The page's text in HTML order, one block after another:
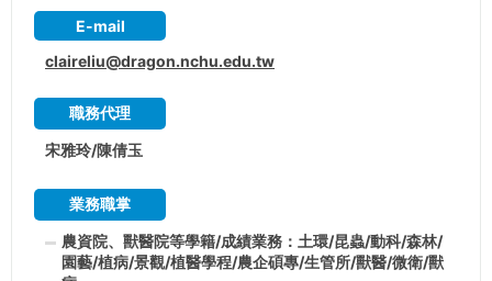
E-mail
claireliu@dragon.nchu.edu.tw
職務代理
宋雅玲/陳倩玉
業務職掌
農資院、獸醫院等學籍/成績業務：土環/昆蟲/動科/森林/
園藝/植病/景觀/植醫學程/農企碩專/生管所/獸醫/微衛/獸